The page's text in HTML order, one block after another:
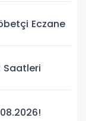
Eczane
Saatleri